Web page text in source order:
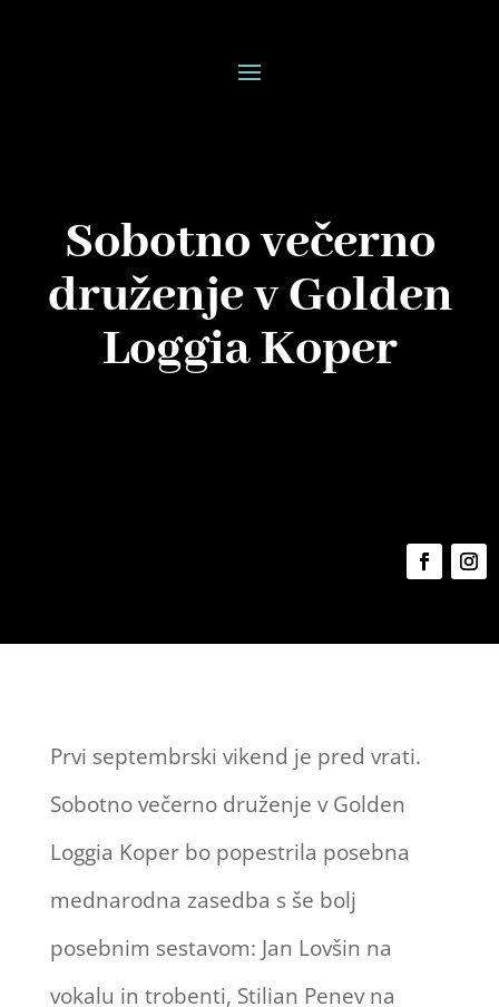
Sobotno večerno
druženje v Golden
Loggia Koper
Prvi septembrski vikend je pred vrati.
Sobotno večerno druženje v Golden
Loggia Koper bo popestrila posebna
mednarodna zasedba s še bolj
posebnim sestavom: Jan Lovšin na
vokalu in trobenti, Stilian Penev na